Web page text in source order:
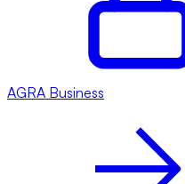
AGRA Business